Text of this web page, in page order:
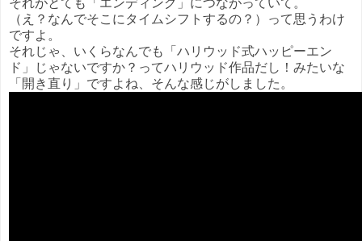
（え？なんでそこにタイムシフトするの？）って思うわけ
ですよ。
それじゃ、いくらなんでも「ハリウッド式ハッピーエン
ド」じゃないですか？ってハリウッド作品だし！みたいな
「開き直り」ですよね、そんな感じがしました。